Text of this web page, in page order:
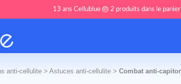
13 ans Cellublue 🎂 2 produits dans le
anti-cellulite > Astuces anti-cellulite > Combat anti-